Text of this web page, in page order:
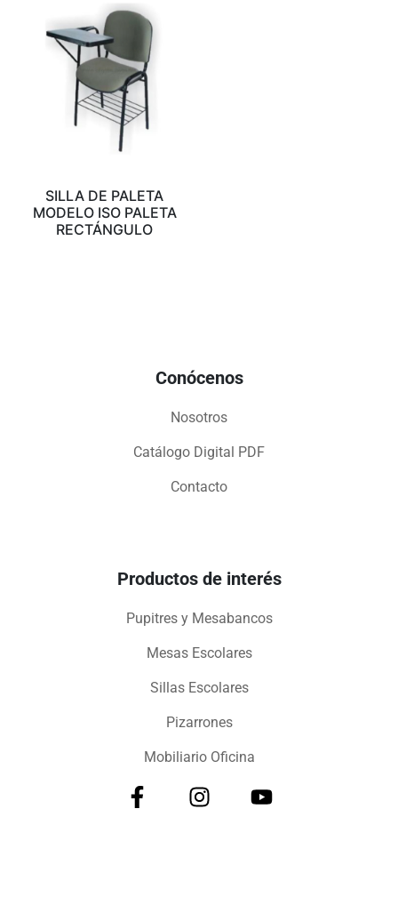
SILLA DE PALETA
MODELO ISO PALETA
RECTÁNGULO
Conócenos
Nosotros
Catálogo Digital PDF
Contacto
Productos de interés
Pupitres y Mesabancos
Mesas Escolares
Sillas Escolares
Pizarrones
Mobiliario Oficina